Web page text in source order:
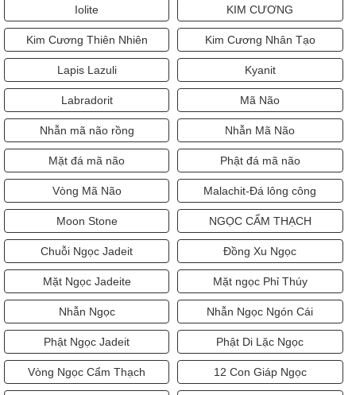
Iolite KIM CƯƠNG
Kim Cương Thiên Nhiên Kim Cương Nhân Tạo
Lapis Lazuli Kyanit
Labradorit Mã Não
Nhẫn mã não rồng Nhẫn Mã Não
Mặt đá mã não Phật đá mã não
Vòng Mã Não Malachit-Đá lông công
Moon Stone NGỌC CẨM THẠCH
Chuỗi Ngọc Jadeit Đồng Xu Ngọc
Mặt Ngọc Jadeite Mặt ngọc Phỉ Thúy
Nhẫn Ngọc Nhẫn Ngọc Ngón Cái
Phật Ngọc Jadeit Phật Di Lặc Ngọc
Vòng Ngọc Cẩm Thạch 12 Con Giáp Ngọc